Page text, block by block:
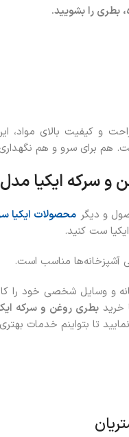
بطری را بشویید.
و کیفیت بالای مواد،
هم برای سرو و هم
و سرکه ایکیا مدل
و دیگر محصولات ایکیا
ست کنید.
آشپزخانه‌ها مناسب است.
و وسایل شخصی خود را
خریدبطری روغن و سرکه
تا بتواینم خدمات